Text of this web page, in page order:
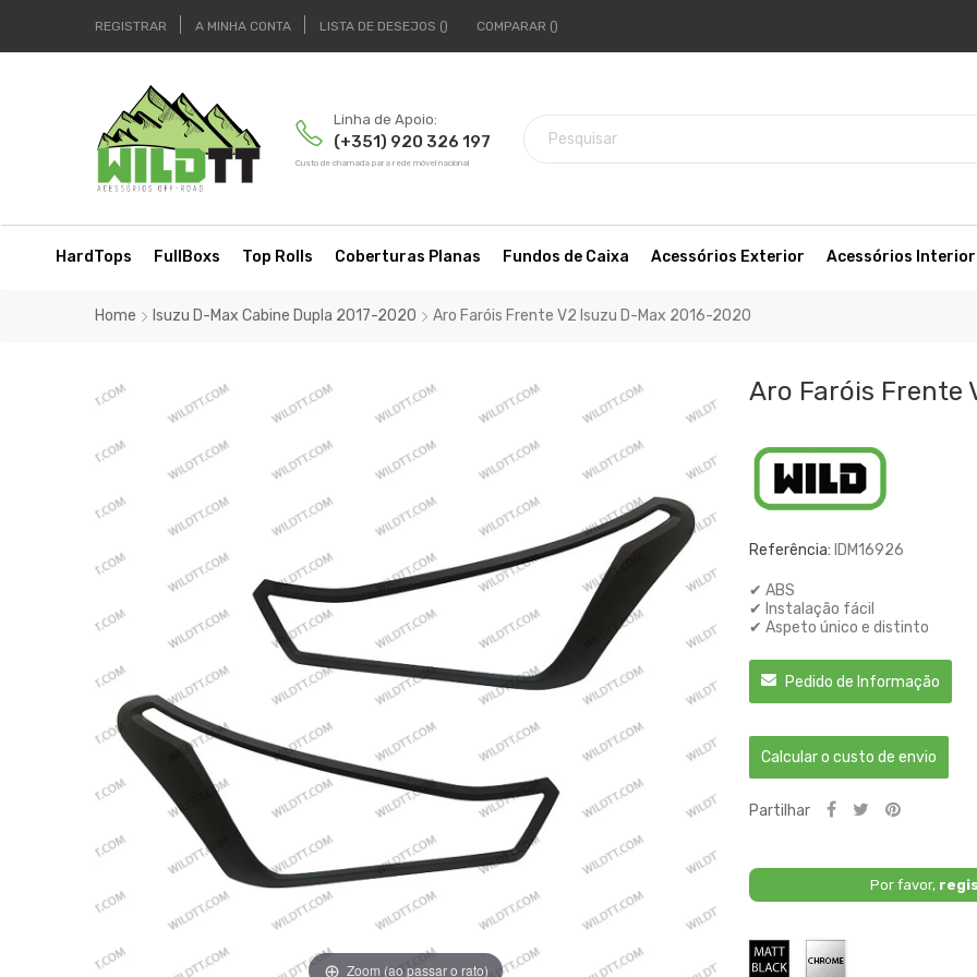
REGISTRAR A MINHA CONTA LISTA DE DESEJOS COMPARAR
Linha de Apoio:
(+351) 920 326 197
Custo de chamada para rede móvel nacional
HardTops FullBoxs Top Rolls Coberturas Planas Fundos de Caixa Acessórios Exterior Acessórios Interior
Home Isuzu D-Max Cabine Dupla 2017-2020 Aro Faróis Frente V2 Isuzu D-Max 2016-2020
Zoom (ao passar o rato)
Aro Faróis Frente
Referência: IDM16926
✔ ABS
✔ Instalação fácil
✔ Aspeto único e distinto
Pedido de Informação
Calcular o custo de envio
Partilhar
Por favor,
Fosco